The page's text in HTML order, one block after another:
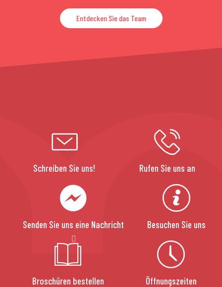
Entdecken Sie das Team
Schreiben Sie uns! Rufen Sie uns an
Senden Sie uns eine Nachricht Besuchen Sie uns
Broschüren bestellen Öffnungszeiten